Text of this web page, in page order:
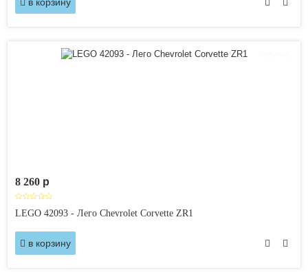
8 260 p
LEGO 42093 - Лего Chevrolet Corvette ZR1
в корзину